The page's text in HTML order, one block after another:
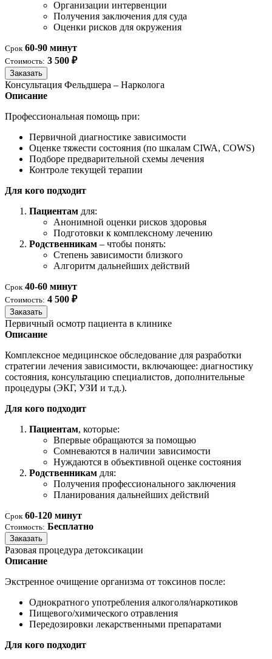
Организации интервенции
Получения заключения для суда
Оценки рисков для окружения
Срок 60-90 минут
Стоимость: 3 500 ₽
Заказать
Консультация Фельдшера – Нарколога
Описание
Профессиональная помощь при:
Первичной диагностике зависимости
Оценке тяжести состояния (по шкалам CIWA, COWS)
Подборе предварительной схемы лечения
Контроле текущей терапии
Для кого подходит
Пациентам для:
Анонимной оценки рисков здоровья
Подготовки к комплексному лечению
Родственникам – чтобы понять:
Степень зависимости близкого
Алгоритм дальнейших действий
Срок 40-60 минут
Стоимость: 4 500 ₽
Заказать
Первичный осмотр пациента в клинике
Описание
Комплексное медицинское обследование для разработки
стратегии лечения зависимости, включающее: диагностику
состояния, консультацию специалистов, дополнительные
процедуры (ЭКГ, УЗИ и т.д.).
Для кого подходит
Пациентам, которые:
Впервые обращаются за помощью
Сомневаются в наличии зависимости
Нуждаются в объективной оценке состояния
Родственникам для:
Получения профессионального заключения
Планирования дальнейших действий
Срок 60-120 минут
Стоимость: Бесплатно
Заказать
Разовая процедура детоксикации
Описание
Экстренное очищение организма от токсинов после:
Однократного употребления алкоголя/наркотиков
Пищевого/химического отравления
Передозировки лекарственными препаратами
Для кого подходит